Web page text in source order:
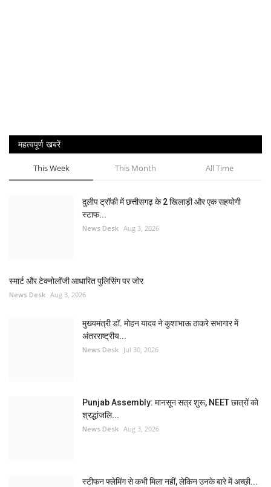
महत्वपूर्ण खबरें
This Week This Month All Time
दुलीप ट्रॉफी में छत्तीसगढ़ के 2 खिलाड़ी और एक सहयोगी
स्टाफ...
News Desk Aug 3, 2026
स्मार्ट और टेक्नोलॉजी आधारित पुलिसिंग पर जोर
News Desk Aug 3, 2026
मुख्यमंत्री डॉ. मोहन यादव ने कुशाभाऊ ठाकरे सभागार में
अंतरराष्ट्रीय...
News Desk Jul 30, 2026
Punjab Assembly: मानसून सत्र शुरू, NEET छात्रों को
श्रद्धांजलि...
News Desk Aug 3, 2026
स्टीफन फ्लेमिंग से कभी मिला नहीं, लेकिन उनके बारे में अच्छी...